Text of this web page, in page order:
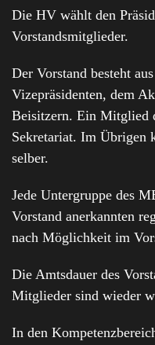
Die HV wählt den
Vorstandsmitglieder.
Der Vorstand besteht
Vizepräsidenten, dem
Beisitzern. Ein Mitglied
Sekretariat. Im Übrigen
selber.
Jede Untergruppe des
Vorstand anerkannten
nach Möglichkeit im
Die Amtsdauer des
Mitglieder sind wieder
In den